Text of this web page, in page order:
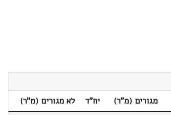
מגורים (מ"ר) יח"ד
לא מגורים (מ"ר)